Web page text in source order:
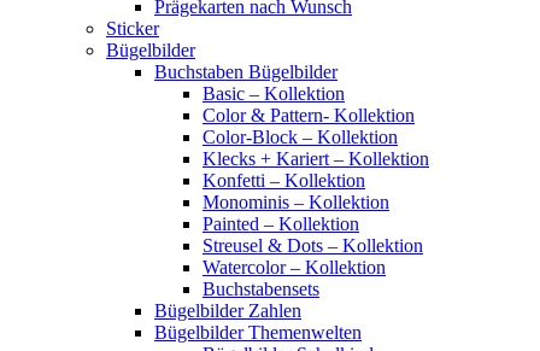
Prägekarten nach Wunsch
Sticker
Bügelbilder
Buchstaben Bügelbilder
Basic – Kollektion
Color & Pattern- Kollektion
Color-Block – Kollektion
Klecks + Kariert – Kollektion
Konfetti – Kollektion
Monominis – Kollektion
Painted – Kollektion
Streusel & Dots – Kollektion
Watercolor – Kollektion
Buchstabensets
Bügelbilder Zahlen
Bügelbilder Themenwelten